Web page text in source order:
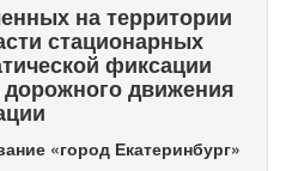
на территории
стационарных
фиксации
движения
«город Екатеринбург»